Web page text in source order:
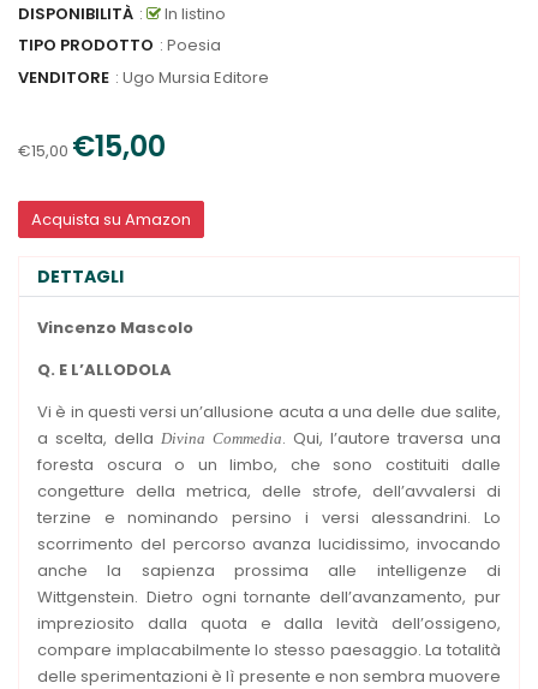
DISPONIBILITÀ :
In listino
TIPO PRODOTTO : Poesia
VENDITORE : Ugo Mursia Editore
€15,00 €15,00
Acquista su Amazon
DETTAGLI
Vincenzo Mascolo
Q. E L’ALLODOLA
Vi è in questi versi un’allusione acuta a una delle due salite,
a scelta, della Divina Commedia. Qui, l’autore traversa una
foresta oscura o un limbo, che sono costituiti dalle
congetture della metrica, delle strofe, dell’avvalersi di
terzine e nominando persino i versi alessandrini. Lo
scorrimento del percorso avanza lucidissimo, invocando
anche la sapienza prossima alle intelligenze di
Wittgenstein. Dietro ogni tornante dell’avanzamento, pur
impreziosito dalla quota e dalla levità dell’ossigeno,
compare implacabilmente lo stesso paesaggio. La totalità
delle sperimentazioni è lì presente e non sembra muovere